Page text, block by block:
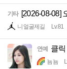
기타 [2026-08-08]
니얼굴제길 Lv.81
연예 클릭
뇸뇸